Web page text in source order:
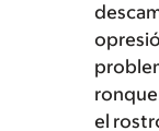
el